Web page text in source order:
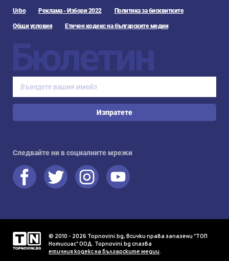
Urbo Реклама - Избори 2022 Политика за бисквитките
Общи условия Етичен кодекс на българските медии
Бюлетин
Изпратете
Следвайте ни в социалните мрежи
© 2010 - 2026 Topnovini.bg, Всички права запазени "ТОП
Нотисиас" ООД. Topnovini.bg спазва
етичния кодекс на българските медии.